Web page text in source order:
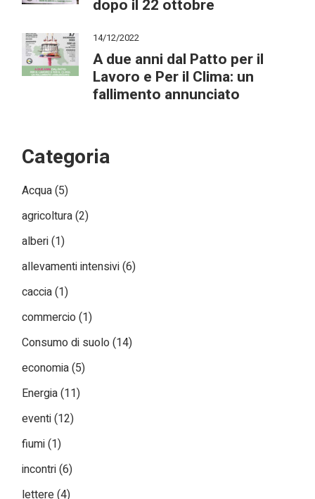
dopo il 22 ottobre
14/12/2022
A due anni dal Patto per il
Lavoro e Per il Clima: un
fallimento annunciato
Categoria
Acqua(5)
agricoltura(2)
alberi(1)
allevamenti intensivi(6)
caccia(1)
commercio(1)
Consumo di suolo(14)
economia(5)
Energia(11)
eventi(12)
fiumi(1)
incontri(6)
lettere(4)